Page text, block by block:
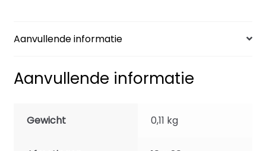
Aanvullende informatie
Aanvullende informatie
Gewicht 0,11 kg